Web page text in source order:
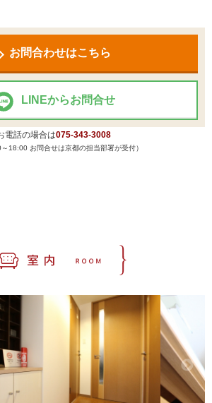
お問合わせはこちら
LINEからお問合せ
電話の場合は075-343-3008
～18:00 お問合せは京都の担当部署が受付）